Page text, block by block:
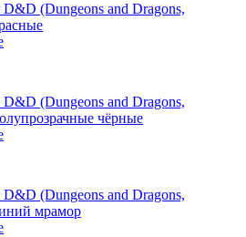
(Dungeons and Dragons,
(Dungeons and Dragons,
чёрные
(Dungeons and Dragons,
мрамор